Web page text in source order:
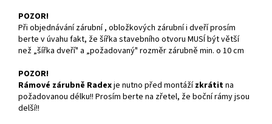
POZOR!
Při objednávání zárubní , obložkových zárubní i dveří prosím
berte v úvahu fakt, že šířka stavebního otvoru MUSÍ být větší
než „šířka dveří" a „požadovaný" rozměr zárubně min. o 10 cm
POZOR!
Rámové zárubně Radexje nutno před montážízkrátitna
požadovanou délku!! Prosím berte na zřetel, že boční rámy jsou
delší!!